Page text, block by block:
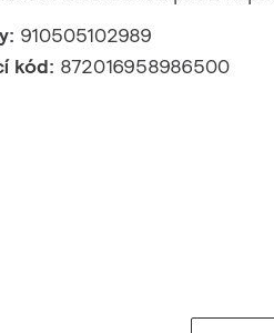
910505102989
kód: 872016958986500